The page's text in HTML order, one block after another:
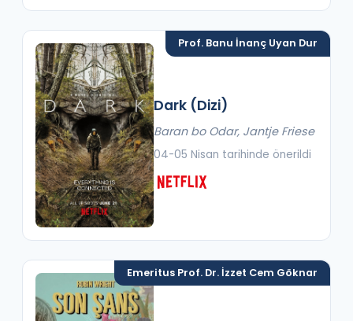
Prof. Banu İnanç Uyan Dur
Dark (Dizi)
Baran bo Odar, Jantje Friese
04-05 Nisan tarihinde önerildi
Emeritus Prof. Dr. İzzet Cem Göknar